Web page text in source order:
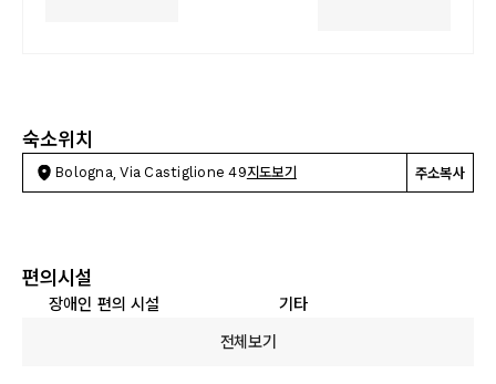
숙소위치
Bologna, Via Castiglione 49지도보기 주소복사
편의시설
장애인 편의 시설
기타
전체보기